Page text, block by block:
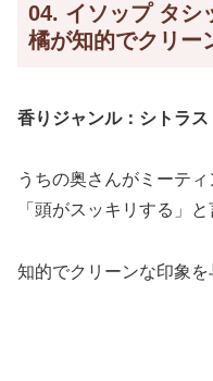
04. イソップ タシ
橘が知的でクリー
香りジャンル：シトラ
うちの奥さんがミーテ
「頭がスッキリする」と
知的でクリーンな印象を